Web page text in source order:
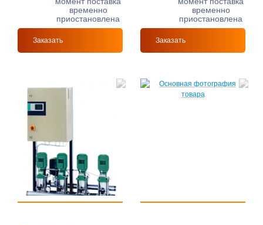
временно
приостановлена
Заказать
временно
приостановлена
Заказать